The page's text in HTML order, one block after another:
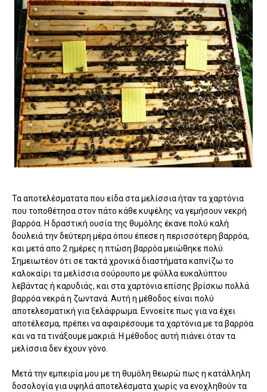
Τα αποτελέσματατα που είδα στα μελίσσια ήταν τα χαρτόνια
που τοποθέτησα στον πάτο κάθε κυψέλης να γεμήσουν νεκρή
βαρρόα. Η δραστική ουσία της θυμόλης έκανε πολύ καλή
δουλειά την δεύτερη μέρα όπου έπεσε η περισσότερη βαρρόα,
και μετά απο 2 ημέρες η πτώση βαρρόα μειώθηκε πολύ.
Σημειωτέον ότι σε τακτά χρονικά διαστήματα καπνίζω το
καλοκαίρι τα μελίσσια σούρουπο με φύλλα ευκαλύπτου
λεβάντας ή καρυδιάς, και στα χαρτόνια επίσης βρίσκω πολλά
βαρρόα νεκρά η ζωντανά. Αυτή η μέθοδος είναι πολύ
αποτελεσματική για ξελάφρωμα. Εννοείτε πως για να έχει
αποτέλεσμα, πρέπει να αφαιρέσουμε τα χαρτόνια με τα βαρρόα
και να τα τινάξουμε μακριά. Η μέθοδος αυτή πιάνει όταν τα
μελίσσια δεν έχουν γόνο.
Μετά την εμπειρία μου με τη θυμόλη θεωρώ πως η κατάλληλη
δοσολογία για υψηλά αποτελέσματα χωρίς να ενοχληθούν τα